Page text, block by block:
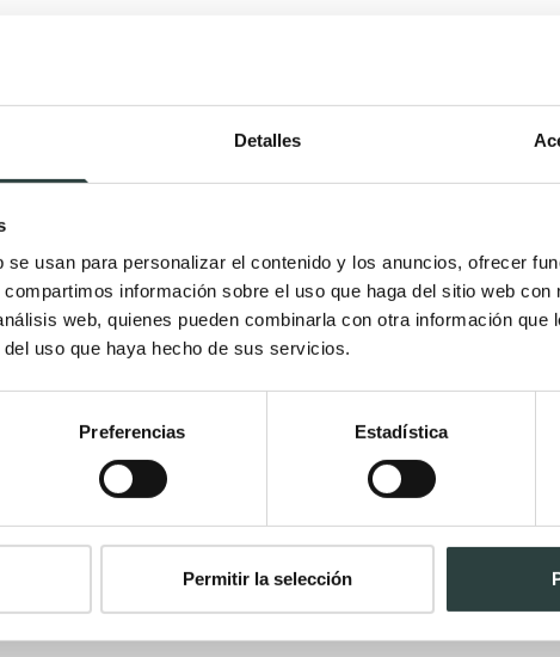
Detalles
usan para personalizar el contenido y los anuncios, ofrecer
información sobre el uso que haga del sitio web con
web, quienes pueden combinarla con otra información que
uso que haya hecho de sus servicios.
Preferencias Estadística
Permitir la selección
decorar la zona del tocador de tu baño? En ese caso,
los más nobles y distinguidos. La piedra es un